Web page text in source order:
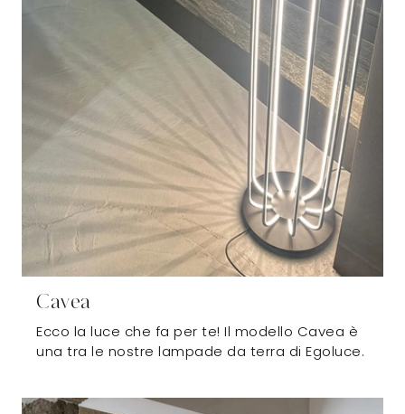
Cavea
Ecco la luce che fa per te! Il modello Cavea è
una tra le nostre lampade da terra di Egoluce.